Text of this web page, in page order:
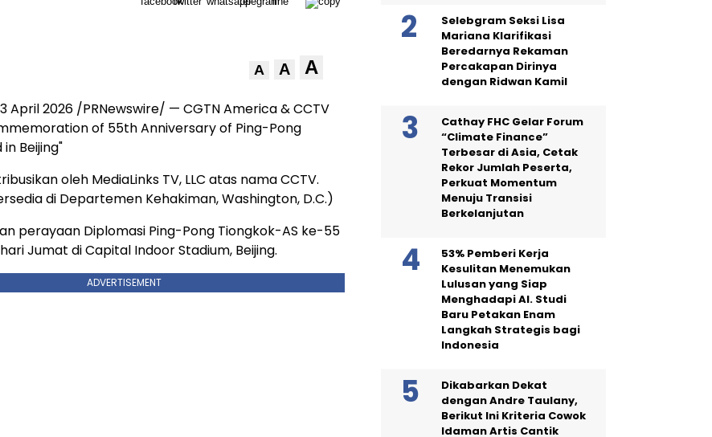
A A A
April 2026 /PRNewswire/ — CGTN America & CCTV
of 55th Anniversary of Ping-Pong
Beijing"
oleh MediaLinks TV, LLC atas nama CCTV.
di Departemen Kehakiman, Washington, D.C.)
perayaan Diplomasi Ping-Pong Tiongkok-AS ke-55
Jumat di Capital Indoor Stadium, Beijing.
ADVERTISEMENT
Selebgram Seksi Lisa
Mariana Klarifikasi
Beredarnya Rekaman
Percakapan Dirinya
dengan Ridwan Kamil
Cathay FHC Gelar Forum
“Climate Finance”
Terbesar di Asia, Cetak
Rekor Jumlah Peserta,
Perkuat Momentum
Menuju Transisi
Berkelanjutan
53% Pemberi Kerja
Kesulitan Menemukan
Lulusan yang Siap
Menghadapi AI. Studi
Baru Petakan Enam
Langkah Strategis bagi
Indonesia
Dikabarkan Dekat
dengan Andre Taulany,
Berikut Ini Kriteria Cowok
Idaman Artis Cantik